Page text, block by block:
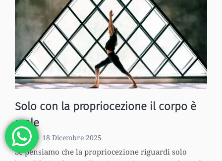
parte
posizione
come
scopo
Solo con la propriocezione il corpo è
reale
Zénon 18 Dicembre 2025
Se pensiamo che la propriocezione riguardi solo